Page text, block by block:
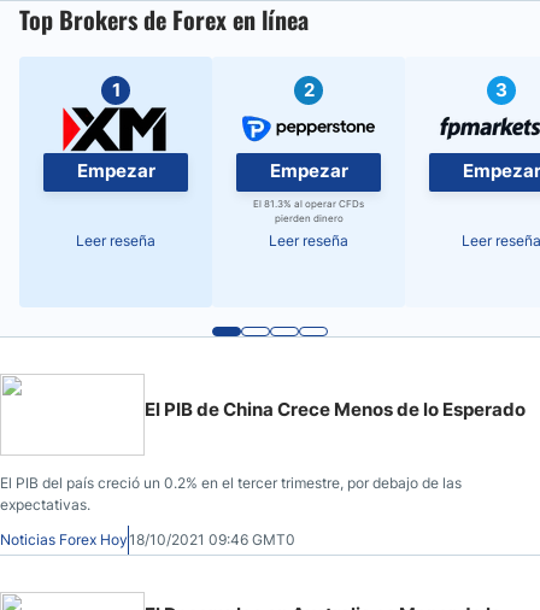
Top Brokers de Forex en línea
1
Empezar
Leer reseña
2
Empezar
El 81.3% al operar CFDs
pierden dinero
Leer reseña
3
Empezar
Leer reseña
El PIB de China Crece Menos de lo Esperado
El PIB del país creció un 0.2% en el tercer trimestre, por debajo de las
expectativas.
Noticias Forex Hoy18/10/2021 09:46 GMT0